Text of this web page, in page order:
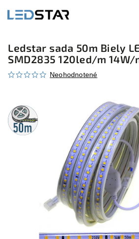
Ledstar sada 50m Biely
SMD2835 120led/m 14W/
Neohodnotené
50m
rolka